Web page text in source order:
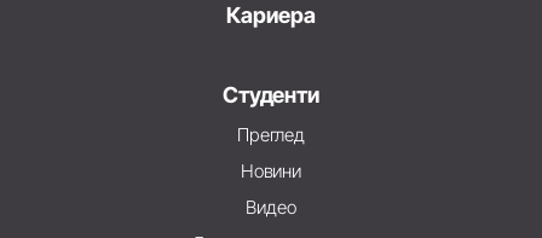
Кариера
Студенти
Преглед
Новини
Видео